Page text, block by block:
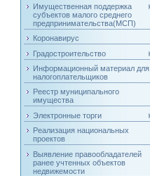
Имущественная поддержка
субъектов малого среднего
предпринимательства(МСП)
Коронавирус
Градостроительство
Информационный материал для
налогоплательщиков
Реестр муниципального
имущества
Электронные торги
Реализация национальных
проектов
Выявление правообладателей
ранее учтенных объектов
недвижемости